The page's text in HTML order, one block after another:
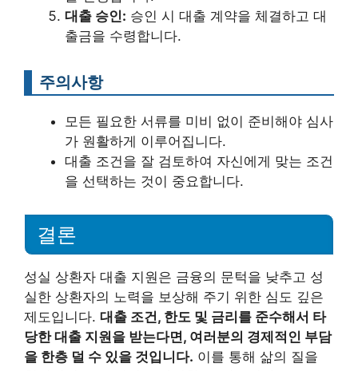
대출 승인: 승인 시 대출 계약을 체결하고 대
출금을 수령합니다.
주의사항
모든 필요한 서류를 미비 없이 준비해야 심사
가 원활하게 이루어집니다.
대출 조건을 잘 검토하여 자신에게 맞는 조건
을 선택하는 것이 중요합니다.
결론
성실 상환자 대출 지원은 금융의 문턱을 낮추고 성
실한 상환자의 노력을 보상해 주기 위한 심도 깊은
제도입니다. 대출 조건, 한도 및 금리를 준수해서 타
당한 대출 지원을 받는다면, 여러분의 경제적인 부담
을 한층 덜 수 있을 것입니다. 이를 통해 삶의 질을